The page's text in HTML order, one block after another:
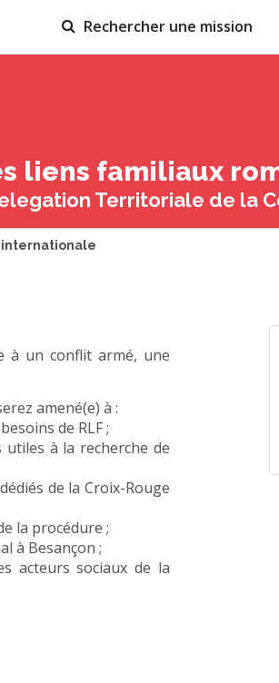
Rechercher une mission
liens familiaux
Territoriale de la
internationale
à un conflit armé, une
amené(e) à :
de RLF ;
à la recherche de
de la Croix-Rouge
la procédure ;
à Besançon ;
acteurs sociaux de la